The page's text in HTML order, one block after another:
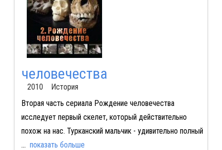
человечества
2010 История
Вторая часть сериала Рождение человечества
исследует первый скелет, который действительно
похож на нас. Турканский мальчик - удивительно полный
... показать больше